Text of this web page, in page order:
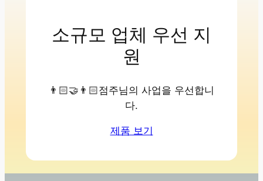
소규모 업체 우선 지
원
👨🏻‍🤝‍👨🏻점주님의 사업을 우선합니
다.
제품 보기